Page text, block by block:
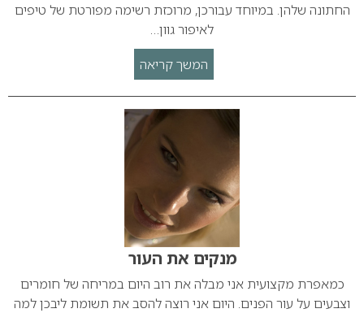
החתונה שלהן. במיוחד עבורכן, מרוכזת רשימה מפורטת של טיפים
לאיפור גוון…
המשך קריאה
מנקים את העור
כמאפרת מקצועית אני מבלה את רוב היום במריחה של חומרים
וצבעים על עור הפנים. היום אני רוצה להסב את תשומת ליבכן למה